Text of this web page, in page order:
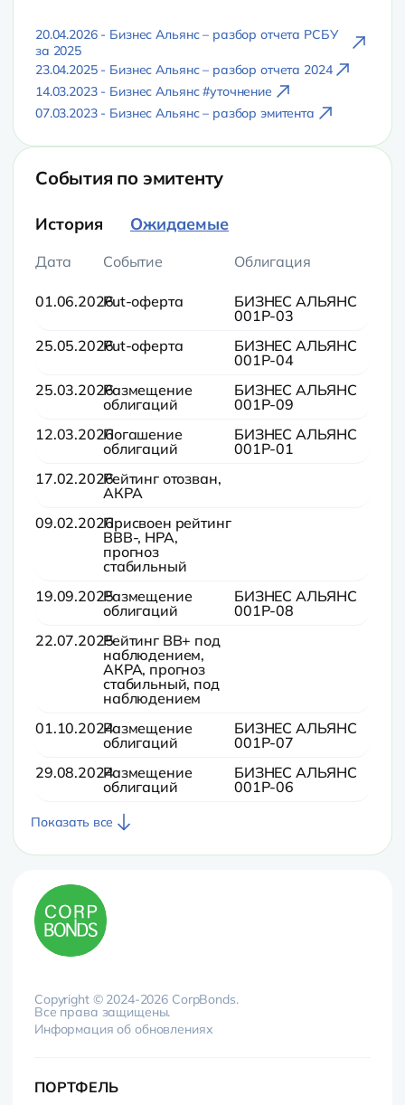
20.04.2026 - Бизнес Альянс – разбор отчета РСБУ
за 2025
23.04.2025 - Бизнес Альянс – разбор отчета 2024
14.03.2023 - Бизнес Альянс #уточнение
07.03.2023 - Бизнес Альянс – разбор эмитента
События по эмитенту
История Ожидаемые
Дата Событие Облигация
01.06.2026Put-оферта
БИЗНЕС АЛЬЯНС
001P-03
25.05.2026Put-оферта
БИЗНЕС АЛЬЯНС
001P-04
25.03.2026Размещение
облигаций
БИЗНЕС АЛЬЯНС
001P-09
12.03.2026Погашение
облигаций
БИЗНЕС АЛЬЯНС
001P-01
17.02.2026Рейтинг отозван,
АКРА
09.02.2026Присвоен рейтинг
BBB-, НРА,
прогноз
стабильный
19.09.2025Размещение
облигаций
БИЗНЕС АЛЬЯНС
001P-08
22.07.2025Рейтинг BB+ под
наблюдением,
АКРА, прогноз
стабильный, под
наблюдением
01.10.2024Размещение
облигаций
БИЗНЕС АЛЬЯНС
001P-07
29.08.2024Размещение
облигаций
БИЗНЕС АЛЬЯНС
001P-06
Показать все
Copyright © 2024-2026 CorpBonds.
Все права защищены.
Информация об обновлениях
ПОРТФЕЛЬ